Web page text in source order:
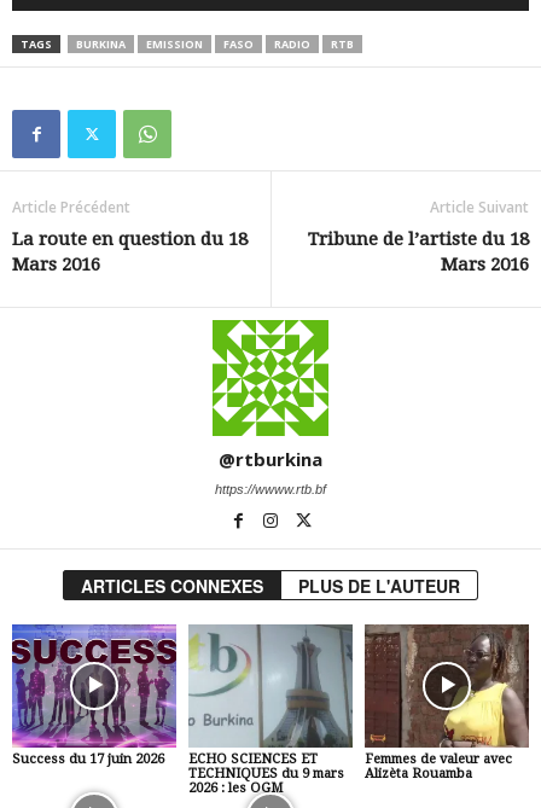
audio
TAGS BURKINA EMISSION FASO RADIO RTB
Article Précédent
La route en question du 18
Mars 2016
Article Suivant
Tribune de l’artiste du 18
Mars 2016
@rtburkina
https://wwww.rtb.bf
ARTICLES CONNEXES PLUS DE L'AUTEUR
Success du 17 juin 2026
ECHO SCIENCES ET
TECHNIQUES du 9 mars
2026 : les OGM
Femmes de valeur avec
Alizèta Rouamba